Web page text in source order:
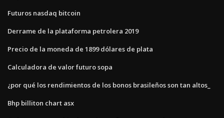
Futuros nasdaq bitcoin
Derrame de la plataforma petrolera 2019
Precio de la moneda de 1899 dólares de plata
Calculadora de valor futuro sopa
¿por qué los rendimientos de los bonos brasileños son tan altos_
Bhp billiton chart asx